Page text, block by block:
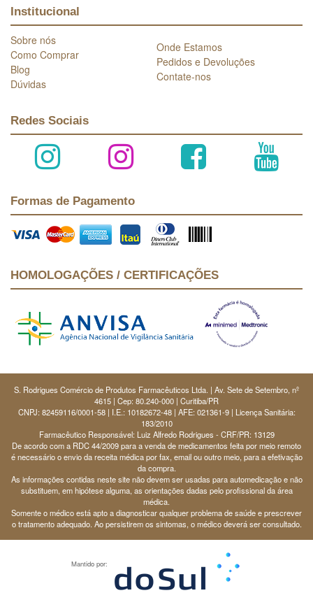
Institucional
Sobre nós
Como Comprar
Blog
Dúvidas
Onde Estamos
Pedidos e Devoluções
Contate-nos
Redes Sociais
Formas de Pagamento
HOMOLOGAÇÕES / CERTIFICAÇÕES
S. Rodrigues Comércio de Produtos Farmacêuticos Ltda. | Av. Sete de Setembro, nº
4615 | Cep: 80.240-000 | Curitiba/PR
CNPJ: 82459116/0001-58 | I.E.: 10182672-48 | AFE: 021361-9 | Licença Sanitária:
183/2010
Farmacêutico Responsável: Luiz Alfredo Rodrigues - CRF/PR: 13129
De acordo com a RDC 44/2009 para a venda de medicamentos feita por meio remoto
é necessário o envio da receita médica por fax, email ou outro meio, para a efetivação
da compra.
As informações contidas neste site não devem ser usadas para automedicação e não
substituem, em hipótese alguma, as orientações dadas pelo profissional da área
médica.
Somente o médico está apto a diagnosticar qualquer problema de saúde e prescrever
o tratamento adequado. Ao persistirem os sintomas, o médico deverá ser consultado.
Mantido por: